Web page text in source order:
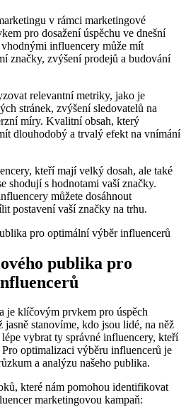
v rámci marketingové
pro dosažení úspěchu ve dnešní
influencery může mít
značky, zvýšení prodejů a budování
relevantní metriky, jako je
stránek, zvýšení sledovatelů na
míry. Kvalitní obsah, který
dlouhodobý a trvalý efekt na vnímání
kteří mají velký dosah, ale také
shodují s hodnotami vaší značky.
můžete dosáhnout
postavení vaší značky na trhu.
publika pro
je klíčovým prvkem pro úspěch
stanovíme, kdo jsou lidé, na něž
lépe vybrat ty správné influencery, kteří
optimalizaci výběru influencerů je
a analýzu našeho publika.
které nám pomohou identifikovat
marketingovou kampaň: